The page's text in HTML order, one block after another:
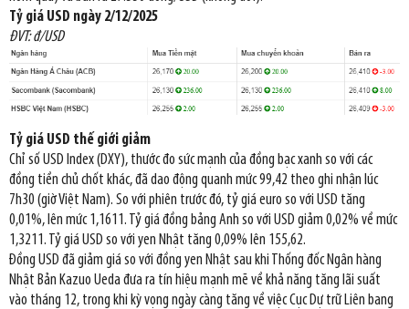
Tỷ giá USD ngày 2/12/2025
ĐVT: đ/USD
Tỷ giá USD thế giới giảm
Chỉ số USD Index (DXY), thước đo sức mạnh của đồng bạc xanh so với các
đồng tiền chủ chốt khác, đã dao động quanh mức 99,42 theo ghi nhận lúc
7h30 (giờ Việt Nam). So với phiên trước đó, tỷ giá euro so với USD tăng
0,01%, lên mức 1,1611. Tỷ giá đồng bảng Anh so với USD giảm 0,02% về mức
1,3211. Tỷ giá USD so với yen Nhật tăng 0,09% lên 155,62.
Đồng USD đã giảm giá so với đồng yen Nhật sau khi Thống đốc Ngân hàng
Nhật Bản Kazuo Ueda đưa ra tín hiệu mạnh mẽ về khả năng tăng lãi suất
vào tháng 12, trong khi kỳ vọng ngày càng tăng về việc Cục Dự trữ Liên bang